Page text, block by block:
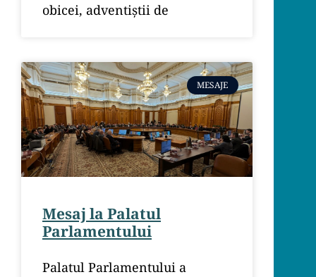
obicei, adventiștii de
MESAJE
Mesaj la Palatul
Parlamentului
Palatul Parlamentului a